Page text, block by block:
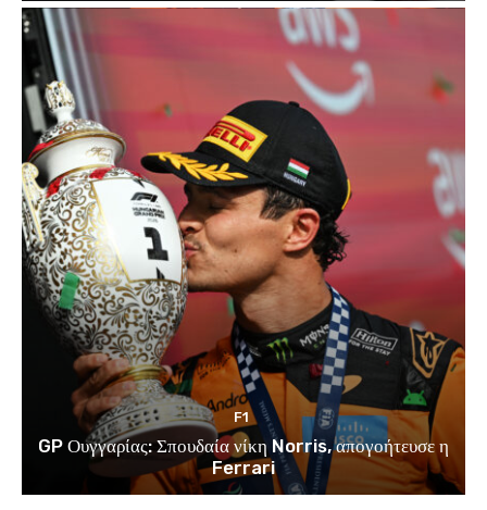
F1
GP Ουγγαρίας: Σπουδαία νίκη Norris, απογοήτευσε η
Ferrari